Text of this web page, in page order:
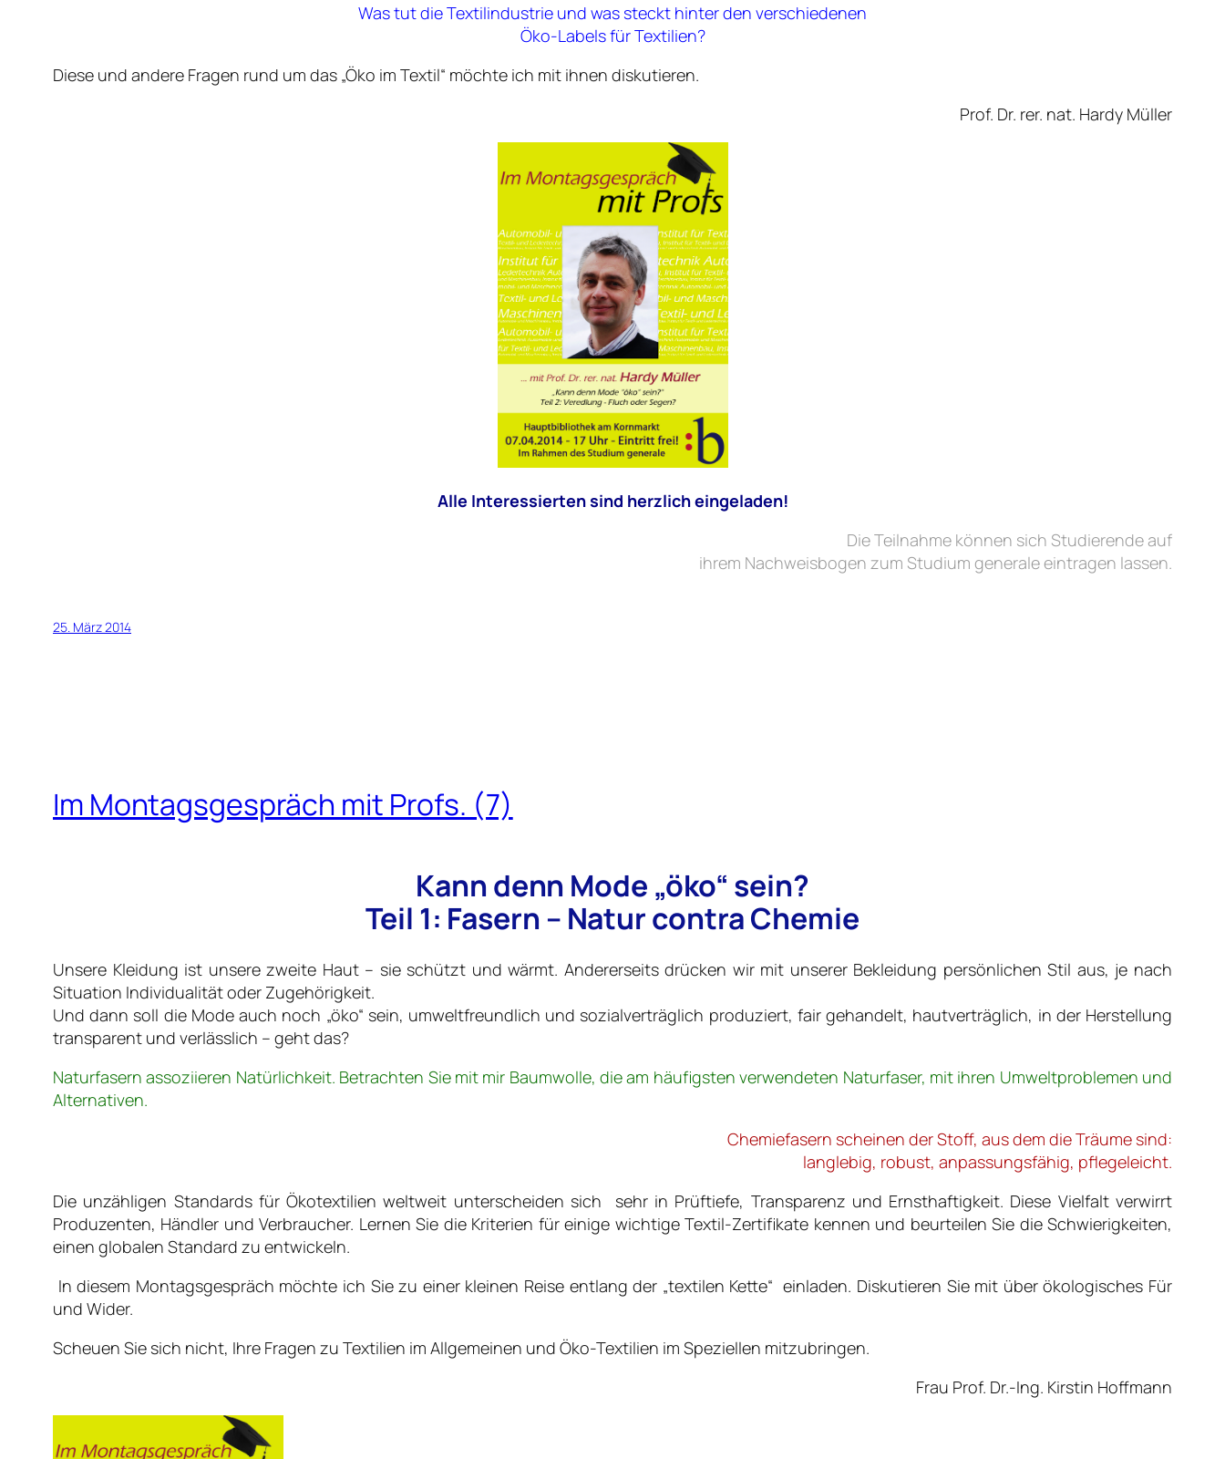
Was tut die Textilindustrie und was steckt hinter den verschiedenen
Öko-Labels für Textilien?
Diese und andere Fragen rund um das „Öko im Textil“ möchte ich mit ihnen diskutieren.
Prof. Dr. rer. nat. Hardy Müller
Alle Interessierten sind herzlich eingeladen!
Die Teilnahme können sich Studierende auf
ihrem Nachweisbogen zum Studium generale eintragen lassen.
25. März 2014
Im Montagsgespräch mit Profs. (7)
Kann denn Mode „öko“ sein?
Teil 1: Fasern – Natur contra Chemie
Unsere Kleidung ist unsere zweite Haut – sie schützt und wärmt. Andererseits drücken wir mit unserer Bekleidung persönlichen Stil aus, je nach
Situation Individualität oder Zugehörigkeit.
Und dann soll die Mode auch noch „öko“ sein, umweltfreundlich und sozialverträglich produziert, fair gehandelt, hautverträglich, in der Herstellung
transparent und verlässlich – geht das?
Naturfasern assoziieren Natürlichkeit. Betrachten Sie mit mir Baumwolle, die am häufigsten verwendeten Naturfaser, mit ihren Umweltproblemen und
Alternativen.
Chemiefasern scheinen der Stoff, aus dem die Träume sind:
langlebig, robust, anpassungsfähig, pflegeleicht.
Die unzähligen Standards für Ökotextilien weltweit unterscheiden sich sehr in Prüftiefe, Transparenz und Ernsthaftigkeit. Diese Vielfalt verwirrt
Produzenten, Händler und Verbraucher. Lernen Sie die Kriterien für einige wichtige Textil-Zertifikate kennen und beurteilen Sie die Schwierigkeiten,
einen globalen Standard zu entwickeln.
In diesem Montagsgespräch möchte ich Sie zu einer kleinen Reise entlang der „textilen Kette“ einladen. Diskutieren Sie mit über ökologisches Für
und Wider.
Scheuen Sie sich nicht, Ihre Fragen zu Textilien im Allgemeinen und Öko-Textilien im Speziellen mitzubringen.
Frau Prof. Dr.-Ing. Kirstin Hoffmann